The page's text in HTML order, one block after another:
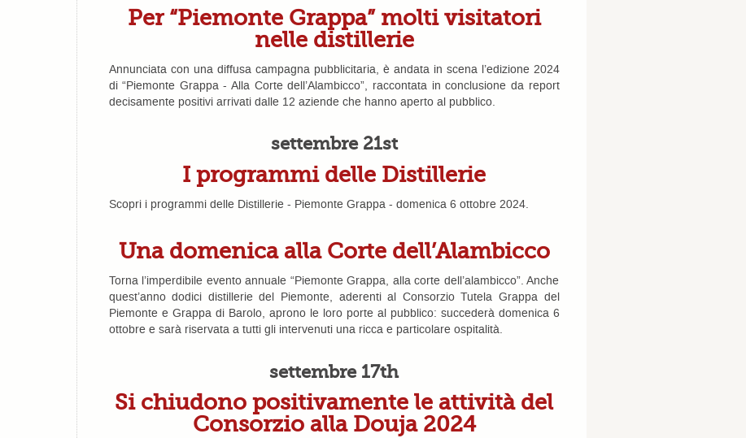
Per “Piemonte Grappa” molti visitatori
nelle distillerie
Annunciata con una diffusa campagna pubblicitaria, è andata in scena l’edizione 2024
di “Piemonte Grappa - Alla Corte dell’Alambicco”, raccontata in conclusione da report
decisamente positivi arrivati dalle 12 aziende che hanno aperto al pubblico.
settembre 21st
I programmi delle Distillerie
Scopri i programmi delle Distillerie - Piemonte Grappa - domenica 6 ottobre 2024.
Una domenica alla Corte dell’Alambicco
Torna l’imperdibile evento annuale “Piemonte Grappa, alla corte dell’alambicco”. Anche
quest’anno dodici distillerie del Piemonte, aderenti al Consorzio Tutela Grappa del
Piemonte e Grappa di Barolo, aprono le loro porte al pubblico: succederà domenica 6
ottobre e sarà riservata a tutti gli intervenuti una ricca e particolare ospitalità.
settembre 17th
Si chiudono positivamente le attività del
Consorzio alla Douja 2024